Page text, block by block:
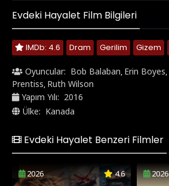
Evdeki Hayalet Film Bilgileri
IMDb: 4.6 Dram Gerilim Gizem
Oyuncular: Bob Balaban, Erin Boyes,
Prentiss, Ruth Wilson
Yapım Yılı: 2016
Ülke: Kanada
Evdeki Hayalet Benzeri Filmler
2026 4.6 2026